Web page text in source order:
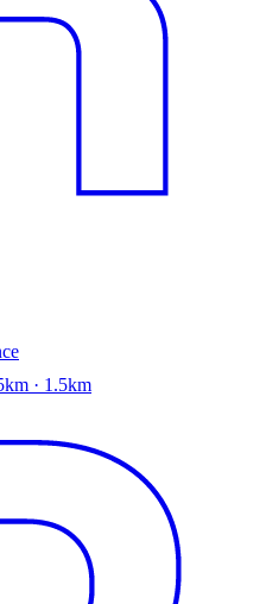
· 1.5km